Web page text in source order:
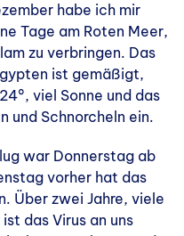
habe ich mir
Tage am Roten Meer,
zu verbringen. Das
ist gemäßigt,
viel Sonne und das
und Schnorcheln ein.
war Donnerstag ab
vorher hat das
Über zwei Jahre, viele
das Virus an uns